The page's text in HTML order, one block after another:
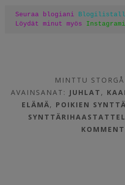
Seuraa blogiani
Löydät minut myös
MINTTU
AVAINSANAT: JUHLAT ,
ELÄMÄ, POIKIEN